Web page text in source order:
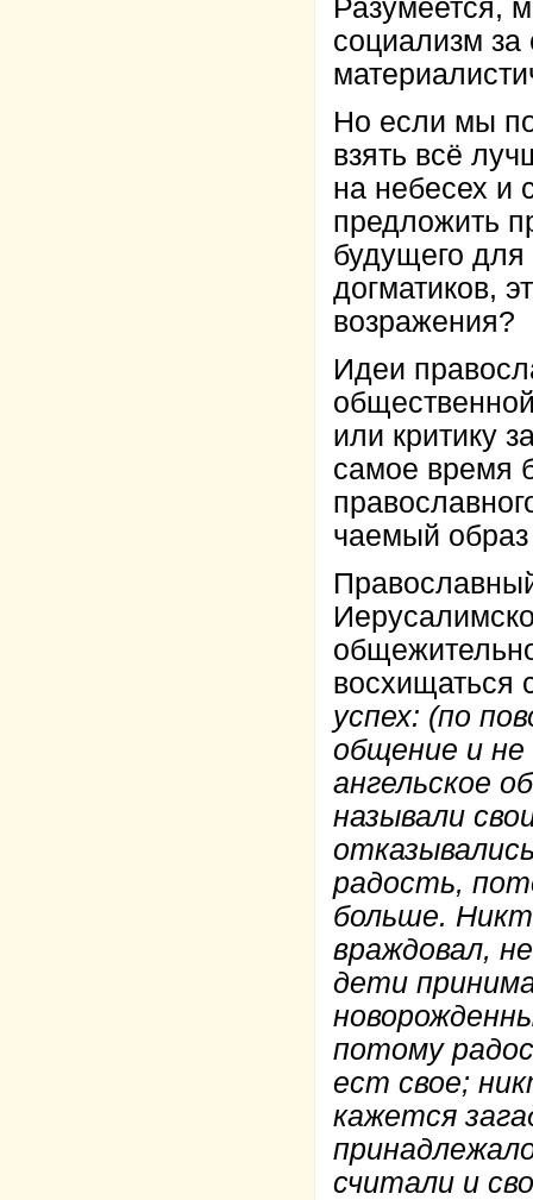
Разумеется,
социализм за
Но если мы
взять всё
на небесех и
предложить
будущего
догматиков,
возражения?
Идеи
или критику
самое время
чаемый образ
восхищаться
успех: (по
общение и не
ангельское
называли
радость,
больше.
враждовал,
дети
потому
ест свое;
кажется
считали и